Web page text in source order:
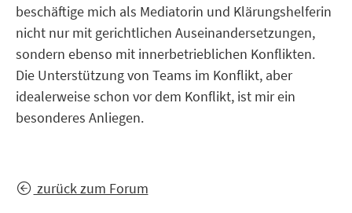
beschäftige mich als Mediatorin und Klärungshelferin
nicht nur mit gerichtlichen Auseinandersetzungen,
sondern ebenso mit innerbetrieblichen Konflikten.
Die Unterstützung von Teams im Konflikt, aber
idealerweise schon vor dem Konflikt, ist mir ein
besonderes Anliegen.
zurück zum Forum